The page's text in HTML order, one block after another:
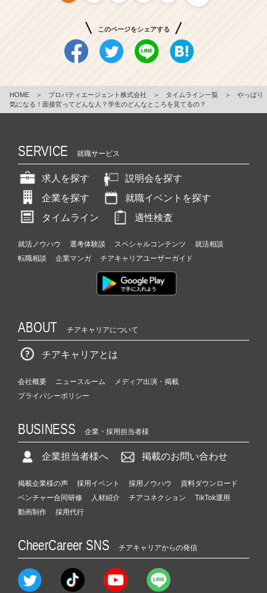
このページをシェアする
HOME ＞ プロパティエージェント株式会社 ＞ タイムライン一覧 ＞
やっぱり
気になる！面接官ってどんな人？学生のどんなところを見てるの？
SERVICE 就職サービス
求人を探す
説明会を探す
企業を探す
就職イベントを探す
タイムライン
適性検査
就活ノウハウ 選考体験談 スペシャルコンテンツ
就活相談
転職相談
企業マンガ チアキャリアユーザーガイド
ABOUT チアキャリアについて
チアキャリアとは
会社概要 ニュースルーム
メディア出演・掲載
プライバシーポリシー
BUSINESS 企業・採用担当者様
企業担当者様へ 掲載のお問い合わせ
掲載企業様の声 採用イベント 採用ノウハウ
資料ダウンロード
ベンチャー合同研修
人材紹介 チアコネクション
TikTok運用
動画制作
採用代行
CheerCareer SNS チアキャリアからの発信